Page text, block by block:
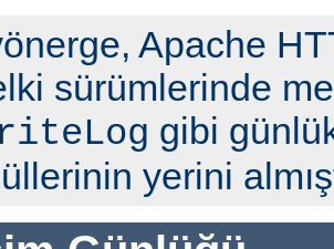
Apache
sürümlerinde
gibi
yerini